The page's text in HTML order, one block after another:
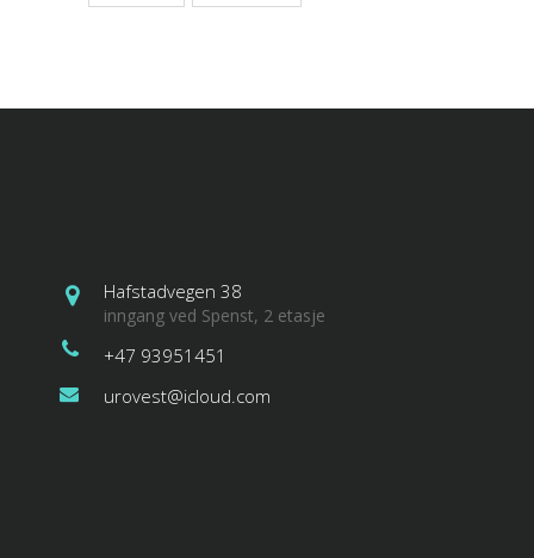
Hafstadvegen 38
inngang ved Spenst, 2 etasje
+47 93951451
urovest@icloud.com